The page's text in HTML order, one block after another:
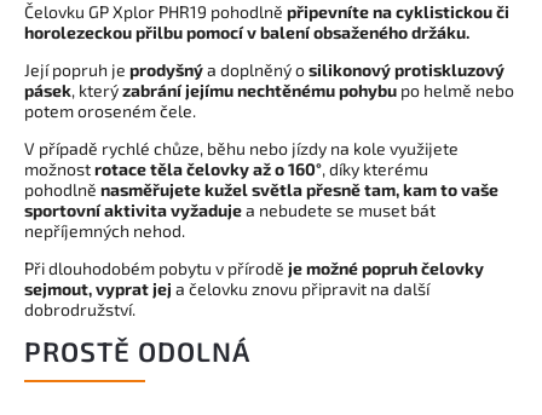
Čelovku GP Xplor PHR19 pohodlně připevníte na cyklistickou či
horolezeckou přilbu pomocí v balení obsaženého držáku.
Její popruh je prodyšnýa doplněný osilikonový protiskluzový
pásek, kterýzabrání jejímu nechtěnému pohybu po helmě nebo
potem oroseném čele.
V případě rychlé chůze, běhu nebo jízdy na kole využijete
možnostrotace těla čelovky až o 160°, díky kterému
pohodlně nasměřujete kužel světla přesně tam, kam to vaše
sportovní aktivita vyžadujea nebudete se muset bát
nepříjemných nehod.
Při dlouhodobém pobytu v přírodě je možné popruh čelovky
sejmout, vyprat jej a čelovku znovu připravit na další
dobrodružství.
PROSTĚ ODOLNÁ